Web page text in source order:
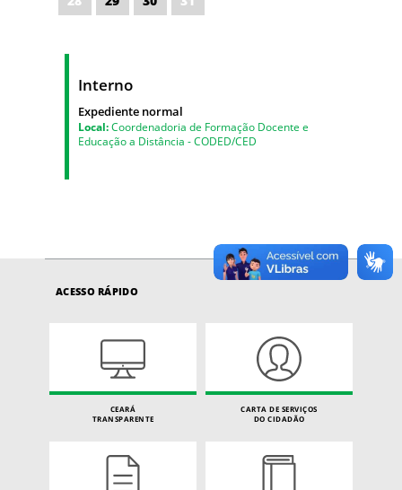
Interno
Expediente normal
Local:Coordenadoria de Formação Docente e
Educação a Distância - CODED/CED
ACESSO RÁPIDO
CEARÁ
TRANSPARENTE
CARTA DE SERVIÇOS
DO CIDADÃO